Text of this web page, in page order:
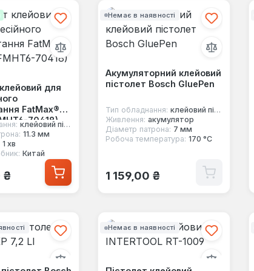
для
FatMax®
70418)
клейовий пістолет
11.3 мм
1 хв
Китай
₴
Немає в наявності
Акумуляторний клейовий
пістолет Bosch GluePen
Тип обладнання: клейовий пістолет
Живлення: акумулятор
Діаметр патрона: 7 мм
Робоча температура: 170 °С
Звичайна ціна:
1 159,00 ₴
Немає в наявності